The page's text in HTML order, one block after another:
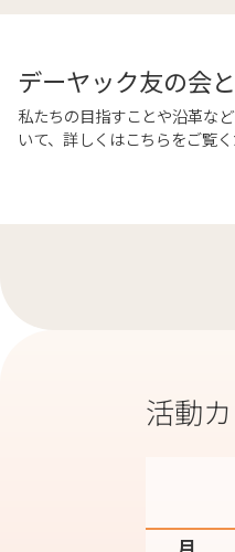
デーヤック友の会
私たちの目指すことや沿革な
いて、詳しくはこちらをご覧く
活動